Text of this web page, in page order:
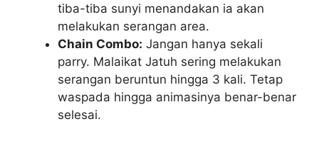
tiba-tiba sunyi menandakan ia akan
melakukan serangan area.
Chain Combo: Jangan hanya sekali
parry. Malaikat Jatuh sering melakukan
serangan beruntun hingga 3 kali. Tetap
waspada hingga animasinya benar-benar
selesai.